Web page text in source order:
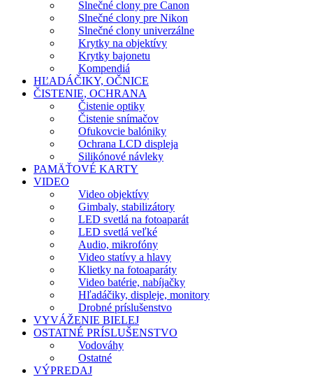
Slnečné clony pre Canon
Slnečné clony pre Nikon
Slnečné clony univerzálne
Krytky na objektívy
Krytky bajonetu
Kompendiá
HĽADÁČIKY, OČNICE
ČISTENIE, OCHRANA
Čistenie optiky
Čistenie snímačov
Ofukovcie balóniky
Ochrana LCD displeja
Silikónové návleky
PAMÄŤOVÉ KARTY
VIDEO
Video objektívy
Gimbaly, stabilizátory
LED svetlá na fotoaparát
LED svetlá veľké
Audio, mikrofóny
Video statívy a hlavy
Klietky na fotoaparáty
Video batérie, nabíjačky
Hľadáčiky, displeje, monitory
Drobné príslušenstvo
VYVÁŽENIE BIELEJ
OSTATNÉ PRÍSLUŠENSTVO
Vodováhy
Ostatné
VÝPREDAJ